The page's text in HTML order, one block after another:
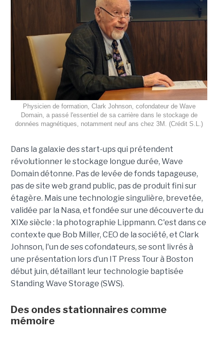
Physicien de formation, Clark Johnson, cofondateur de Wave
Domain, a passé l'essentiel de sa carrière dans le stockage de
données magnétiques, notamment neuf ans chez 3M. (Crédit S.L.)
Dans la galaxie des start-ups qui prétendent
révolutionner le stockage longue durée, Wave
Domain détonne. Pas de levée de fonds tapageuse,
pas de site web grand public, pas de produit fini sur
étagère. Mais une technologie singulière, brevetée,
validée par la Nasa, et fondée sur une découverte du
XIXe siècle : la photographie Lippmann. C'est dans ce
contexte que Bob Miller, CEO de la société, et Clark
Johnson, l'un de ses cofondateurs, se sont livrés à
une présentation lors d’un IT Press Tour à Boston
début juin, détaillant leur technologie baptisée
Standing Wave Storage (SWS).
Des ondes stationnaires comme
mémoire